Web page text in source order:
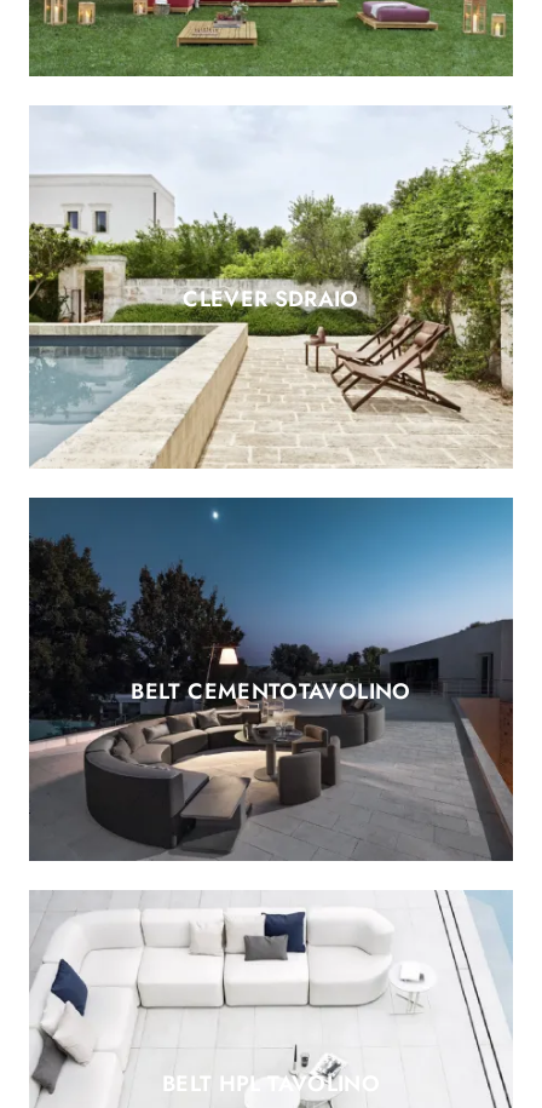
CLEVER SDRAIO
BELT CEMENTOTAVOLINO
BELT HPL TAVOLINO